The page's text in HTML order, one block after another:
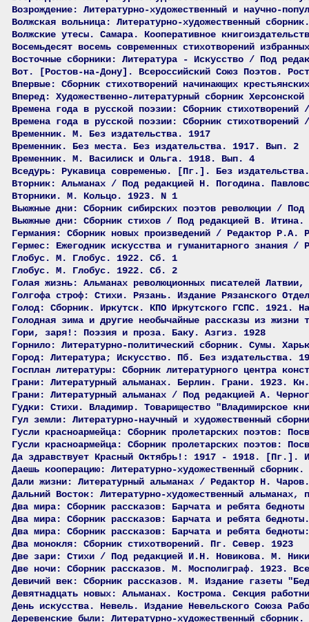
Возрождение: Литературно-художественный и научно-
Волжская вольница: Литературно-художественный
Волжские утесы. Самара. Кооперативное
Восемьдесят восемь современных стихотворений
Восточные сборники: Литература - Искусство / Под
Вот. [Ростов-на-Дону]. Всероссийский Союз Поэтов.
Впервые: Сборник стихотворений начинающих
Вперед: Художественно-литературный сборник
Времена года в русской поэзии: Сборник
Времена года в русской поэзии: Сборник
Временник. М. Без издательства. 1917
Временник. Без места. Без издательства. 1917. Вып. 2
Временник. М. Василиск и Ольга. 1918. Вып. 4
Вседурь: Рукавица современью. [Пг.]. Без
Вторник: Альманах / Под редакцией Н. Погодина.
Вторники. М. Кольцо. 1923. N 1
Вьюжные дни: Сборник сибирских поэтов революции /
Вьюжные дни: Сборник стихов / Под редакцией В.
Германия: Сборник новых произведений / Редактор
Гермес: Ежегодник искусства и гуманитарного
Глобус. М. Глобус. 1922. Сб. 1
Глобус. М. Глобус. 1922. Сб. 2
Голая жизнь: Альманах революционных писателей
Голгофа строф: Стихи. Рязань. Издание Рязанского
Голод: Сборник. Иркутск. КПО Иркутского ГСПС. 1921.
Голодная зима и другие необычайные рассказы из
Гори, заря!: Поэзия и проза. Баку. Азгиз. 1928
Горнило: Литературно-политический сборник. Сумы.
Город: Литература; Искусство. Пб. Без издательства.
Госплан литературы: Сборник литературного центра
Грани: Литературный альманах. Берлин. Грани. 1923.
Грани: Литературный альманах / Под редакцией А.
Гудки: Стихи. Владимир. Товарищество "Владимирское
Гул земли: Литературно-научный и художественный
Гусли красноармейца: Сборник пролетарских поэтов:
Гусли красноармейца: Сборник пролетарских поэтов:
Да здравствует Красный Октябрь!: 1917 - 1918. [Пг.].
Даешь кооперацию: Литературно-художественный
Дали жизни: Литературный альманах / Редактор Н.
Дальний Восток: Литературно-художественный
Два мира: Сборник рассказов: Барчата и ребята
Два мира: Сборник рассказов: Барчата и ребята
Два мира: Сборник рассказов: Барчата и ребята
Два монокля: Сборник стихотворений. Пг. Север. 1923
Две зари: Стихи / Под редакцией И.Н. Новикова. М.
Две ночи: Сборник рассказов. М. Мосполиграф. 1923.
Девичий век: Сборник рассказов. М. Издание газеты
Девятнадцать новых: Альманах. Кострома. Секция
День искусства. Невель. Издание Невельского Союза
Деревенские были: Литературно-художественный